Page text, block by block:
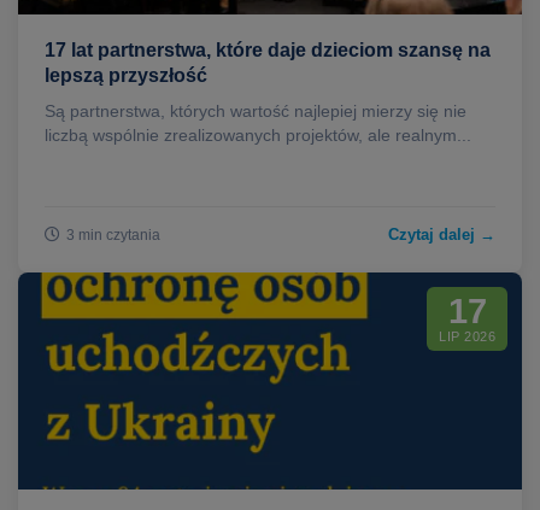
17 lat partnerstwa, które daje dzieciom szansę na
lepszą przyszłość
Są partnerstwa, których wartość najlepiej mierzy się nie
liczbą wspólnie zrealizowanych projektów, ale realnym...
3 min czytania Czytaj dalej →
17
LIP 2026